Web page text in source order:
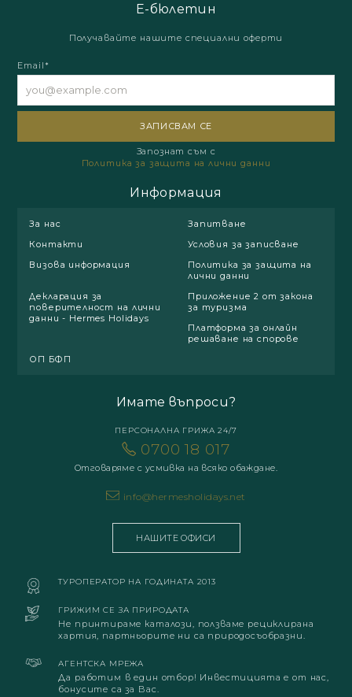
Е-бюлетин
Получавайте нашите специални оферти
Email*
Запознат съм с
Политика за защита на лични данни
Информация
За нас
Запитване
Контакти
Условия за записване
Визова информация
Политика за защита на
лични данни
Декларация за
поверителност на лични
данни - Hermes Holidays
Приложение 2 от закона
за туризма
Платформа за онлайн
решаване на спорове
ОП БФП
Имате въпроси?
ПЕРСОНАЛНА ГРИЖА 24/7
0700 18 017
Отговаряме с усмивка на всяко обаждане.
info@hermesholidays.net
НАШИТЕ ОФИСИ
ТУРОПЕРАТОР НА ГОДИНАТА 2013
ГРИЖИМ СЕ ЗА ПРИРОДАТА
Не принтираме каталози, ползваме рециклирана
хартия, партньорите ни са природосъобразни.
АГЕНТСКА МРЕЖА
Да работим в един отбор! Инвестицията е от нас,
бонусите са за Вас.